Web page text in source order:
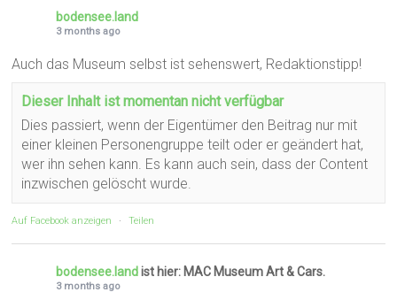
bodensee.land
3 months ago
Auch das Museum selbst ist sehenswert, Redaktionstipp!
Dieser Inhalt ist momentan nicht verfügbar
Dies passiert, wenn der Eigentümer den Beitrag nur mit
einer kleinen Personengruppe teilt oder er geändert hat,
wer ihn sehen kann. Es kann auch sein, dass der Content
inzwischen gelöscht wurde.
Auf Facebook anzeigen · Teilen
bodensee.land ist hier: MAC Museum Art & Cars.
3 months ago